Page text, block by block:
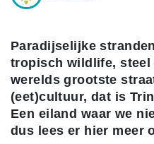
Paradijselijke
tropisch wildlife, steel
werelds grootste
(eet)cultuur, dat is
Een eiland waar we
dus lees er hier meer